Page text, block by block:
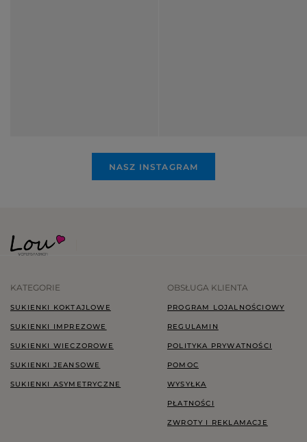
NASZ INSTAGRAM
KATEGORIE
SUKIENKI KOKTAJLOWE
SUKIENKI IMPREZOWE
SUKIENKI WIECZOROWE
SUKIENKI JEANSOWE
SUKIENKI ASYMETRYCZNE
OBSŁUGA KLIENTA
PROGRAM LOJALNOŚCIOWY
REGULAMIN
POLITYKA PRYWATNOŚCI
POMOC
WYSYŁKA
PŁATNOŚCI
ZWROTY I REKLAMACJE